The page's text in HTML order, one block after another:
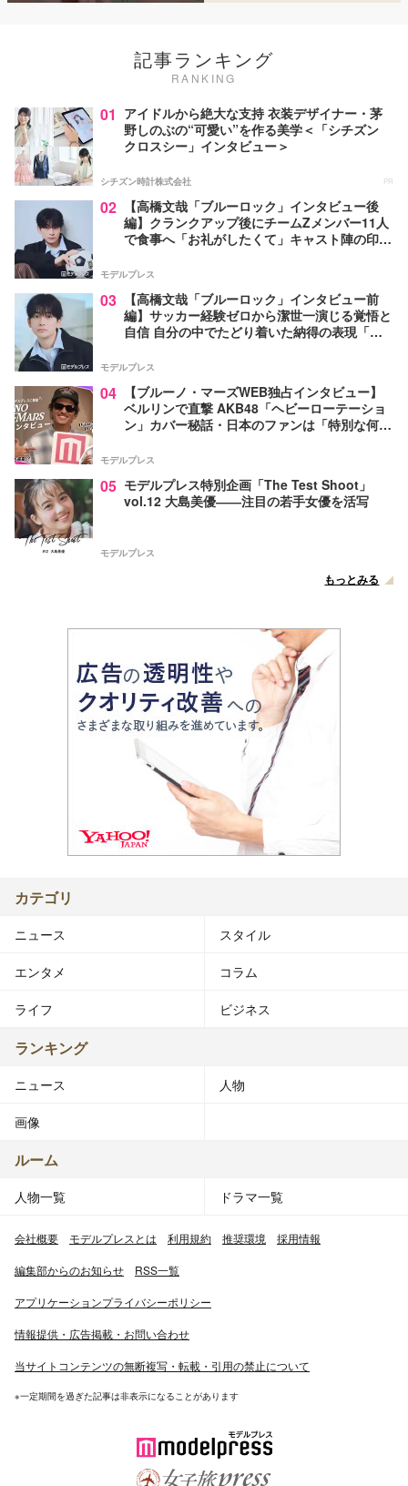
記事ランキング
RANKING
01 アイドルから絶大な支持 衣装デザイナー・茅
野しのぶの“可愛い”を作る美学＜「シチズン
クロスシー」インタビュー＞
シチズン時計株式会社 PR
02
【高橋文哉「ブルーロック」インタビュー後
編】クランクアップ後にチームZメンバー11人
で食事へ「お礼がしたくて」キャスト陣の印象
モデルプレス
03
【高橋文哉「ブルーロック」インタビュー前
編】サッカー経験ゼロから潔世一演じる覚悟と
自信 自分の中でたどり着いた納得の表現「一
モデルプレス
04
【ブルーノ・マーズWEB独占インタビュー】
ベルリンで直撃 AKB48「ヘビーローテーショ
ン」カバー秘話・日本のファンは「特別な何か
モデルプレス
05 モデルプレス特別企画「The Test Shoot」
vol.12 大島美優――注目の若手女優を活写
モデルプレス
もっとみる
カテゴリ
ニュース スタイル
エンタメ コラム
ライフ ビジネス
ランキング
ニュース 人物
画像
ルーム
人物一覧 ドラマ一覧
会社概要 モデルプレスとは 利用規約 推奨環境 採用情報
編集部からのお知らせ RSS一覧
アプリケーションプライバシーポリシー
情報提供・広告掲載・お問い合わせ
当サイトコンテンツの無断複写・転載・引用の禁止について
※一定期間を過ぎた記事は非表示になることがあります